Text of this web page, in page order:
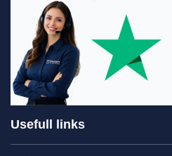
Usefull links